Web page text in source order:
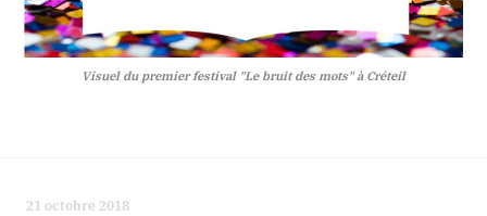
Visuel du premier festival "Le bruit des mots" à Créteil
21 octobre 2018